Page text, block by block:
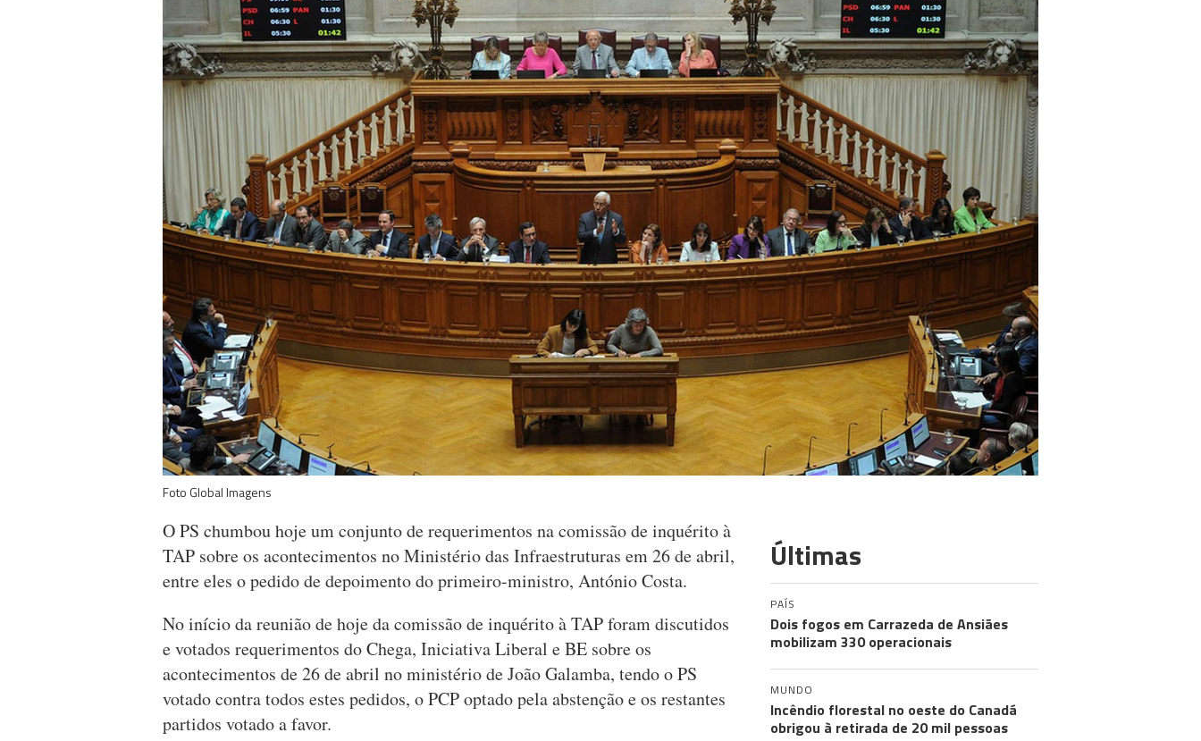
Foto Global Imagens
O PS chumbou hoje um conjunto de requerimentos na comissão de inquérito à
TAP sobre os acontecimentos no Ministério das Infraestruturas em 26 de abril,
entre eles o pedido de depoimento do primeiro-ministro, António Costa.
No início da reunião de hoje da comissão de inquérito à TAP foram discutidos
e votados requerimentos do Chega, Iniciativa Liberal e BE sobre os
acontecimentos de 26 de abril no ministério de João Galamba, tendo o PS
votado contra todos estes pedidos, o PCP optado pela abstenção e os restantes
partidos votado a favor.
Últimas
PAÍS
Dois fogos em Carrazeda de Ansiães
mobilizam 330 operacionais
MUNDO
Incêndio florestal no oeste do Canadá
obrigou à retirada de 20 mil pessoas